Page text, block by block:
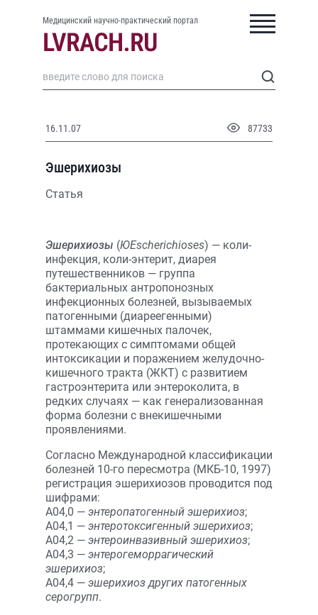
Медицинский научно-практический портал
16.11.07 87733
Эшерихиозы
Статья
Эшерихиозы (ЮEscherichioses) — коли-
инфекция, коли-энтерит, диарея
путешественников — группа
бактериальных антропонозных
инфекционных болезней, вызываемых
патогенными (диареегенными)
штаммами кишечных палочек,
протекающих с симптомами общей
интоксикации и поражением желудочно-
кишечного тракта (ЖКТ) с развитием
гастроэнтерита или энтероколита, в
редких случаях — как генерализованная
форма болезни с внекишечными
проявлениями.
Согласно Международной классификации
болезней 10-го пересмотра (МКБ-10, 1997)
регистрация эшерихиозов проводится под
шифрами:
А04,0 — энтеропатогенный эшерихиоз;
А04,1 — энтеротоксигенный эшерихиоз;
А04,2 — энтероинвазивный эшерихиоз;
А04,3 — энтерогеморрагический
эшерихиоз;
А04,4 — эшерихиоз других патогенных
серогрупп.